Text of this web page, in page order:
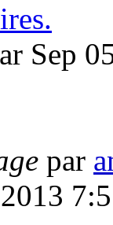
Sep
par